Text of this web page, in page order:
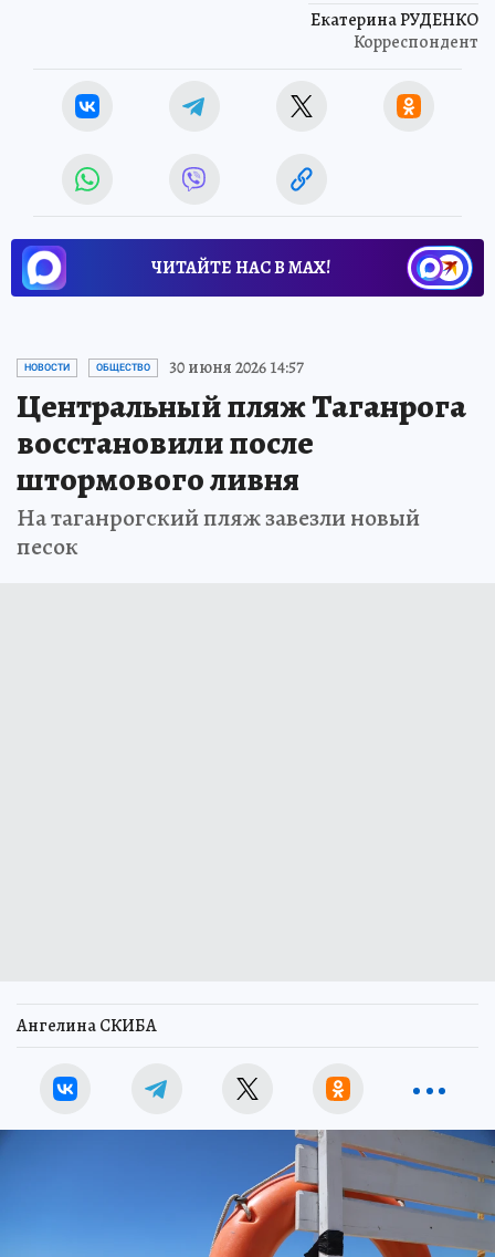
Екатерина РУДЕНКО
Корреспондент
ЧИТАЙТЕ НАС В МАХ!
НОВОСТИ ОБЩЕСТВО 30 июня 2026 14:57
Центральный пляж Таганрога
восстановили после
штормового ливня
На таганрогский пляж завезли новый
песок
Ангелина СКИБА